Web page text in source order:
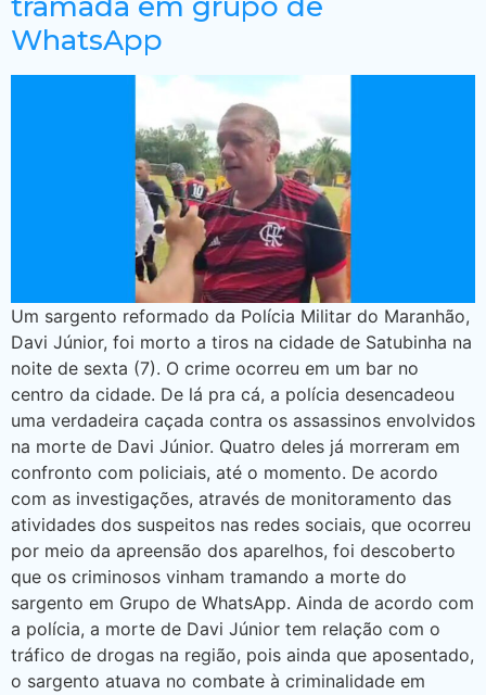
WhatsApp
Um sargento reformado da Polícia Militar do Maranhão,
Davi Júnior, foi morto a tiros na cidade de Satubinha na
noite de sexta (7). O crime ocorreu em um bar no
centro da cidade. De lá pra cá, a polícia desencadeou
uma verdadeira caçada contra os assassinos envolvidos
na morte de Davi Júnior. Quatro deles já morreram em
confronto com policiais, até o momento. De acordo
com as investigações, através de monitoramento das
atividades dos suspeitos nas redes sociais, que ocorreu
por meio da apreensão dos aparelhos, foi descoberto
que os criminosos vinham tramando a morte do
sargento em Grupo de WhatsApp. Ainda de acordo com
a polícia, a morte de Davi Júnior tem relação com o
tráfico de drogas na região, pois ainda que aposentado,
o sargento atuava no combate à criminalidade em